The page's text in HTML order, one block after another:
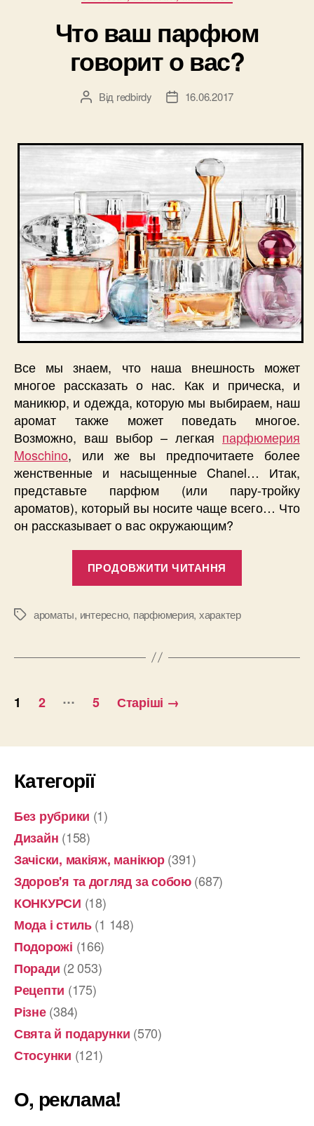
Что ваш парфюм
говорит о вас?
Автор
Від redbirdy
Дата16.06.2017
Все мы знаем, что наша внешность может
многое рассказать о нас. Как и прическа, и
маникюр, и одежда, которую мы выбираем, наш
аромат также может поведать многое.
Возможно, ваш выбор – легкая парфюмерия
Moschino, или же вы предпочитаете более
женственные и насыщенные Chanel… Итак,
представьте парфюм (или пару-тройку
ароматов), который вы носите чаще всего… Что
он рассказывает о вас окружающим?
ПРОДОВЖИТИ ЧИТАННЯ
говорит
вас?”
Позначки
ароматы, интересно, парфюмерия, характер
Пагінація
1 2 … 5 Старіші →
Категорії
Без рубрики (1)
Дизайн (158)
Зачіски, макіяж, манікюр(391)
Здоров'я та догляд за собою(687)
КОНКУРСИ (18)
Мода і стиль(1 148)
Подорожі (166)
Поради (2 053)
Рецепти (175)
Різне(384)
Свята й подарунки (570)
Стосунки (121)
О, реклама!